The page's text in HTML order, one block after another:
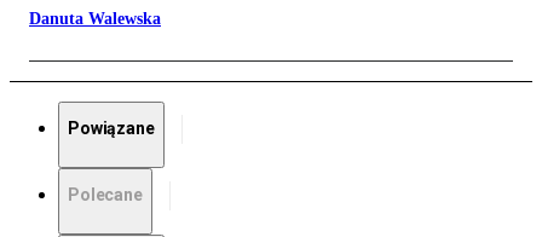
Danuta Walewska
Powiązane
Polecane